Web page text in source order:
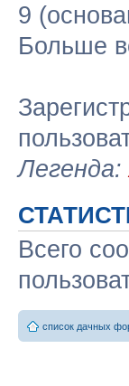
9
Больше
Легенда:
Всего
список дачных